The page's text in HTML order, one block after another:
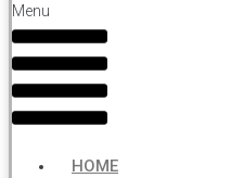
Menu
HOME